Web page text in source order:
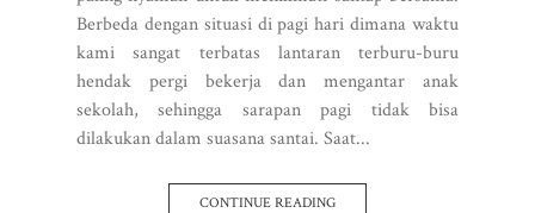
Berbeda dengan situasi di pagi hari dimana waktu
kami sangat terbatas lantaran terburu-buru
hendak pergi bekerja dan mengantar anak
sekolah, sehingga sarapan pagi tidak bisa
dilakukan dalam suasana santai. Saat...
CONTINUE READING